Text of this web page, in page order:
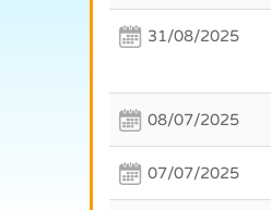
31/08/2025
08/07/2025
07/07/2025